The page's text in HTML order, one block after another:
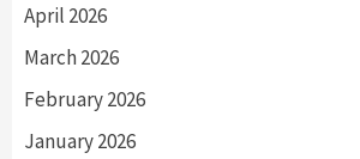
April 2026
March 2026
February 2026
January 2026